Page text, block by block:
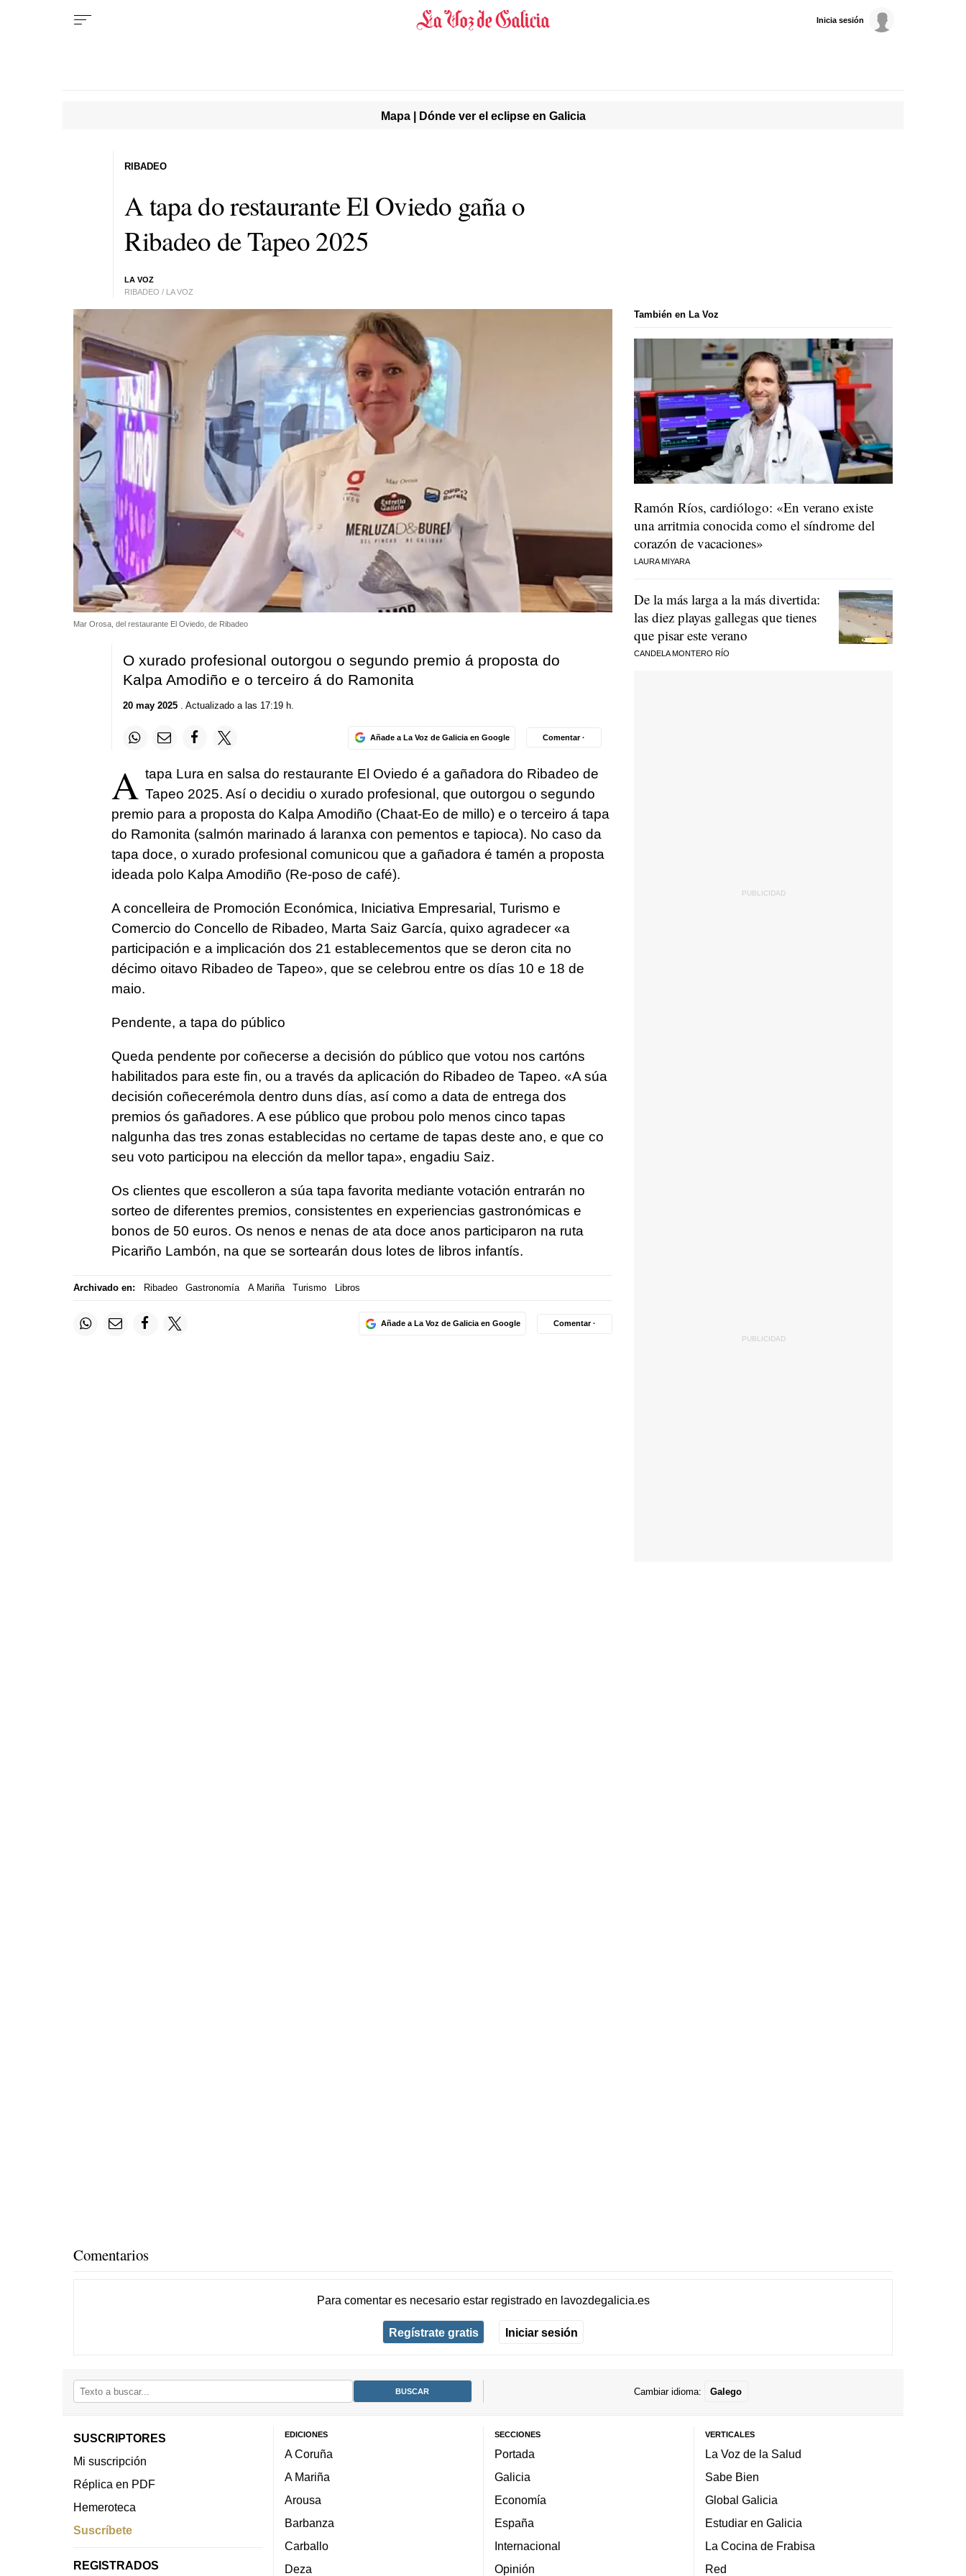
Inicia sesión
Mapa | Dónde ver el eclipse en Galicia
A tapa do restaurante El Oviedo gaña o
Ribadeo de Tapeo 2025
LA VOZ
RIBADEO / LA VOZ
RIBADEO
Mar Orosa, del restaurante El Oviedo, de Ribadeo
O xurado profesional outorgou o segundo premio á proposta do
Kalpa Amodiño e o terceiro á do Ramonita
20 may 2025. Actualizado a las 17:19 h.
Añade a La Voz de Galicia en Google Comentar ·
A tapa Lura en salsa do restaurante El Oviedo é a gañadora do Ribadeo de
Tapeo 2025. Así o decidiu o xurado profesional, que outorgou o segundo
premio para a proposta do Kalpa Amodiño (Chaat-Eo de millo) e o terceiro á tapa
do Ramonita (salmón marinado á laranxa con pementos e tapioca). No caso da
tapa doce, o xurado profesional comunicou que a gañadora é tamén a proposta
ideada polo Kalpa Amodiño (Re-poso de café).
A concelleira de Promoción Económica, Iniciativa Empresarial, Turismo e
Comercio do Concello de Ribadeo, Marta Saiz García, quixo agradecer «a
participación e a implicación dos 21 establecementos que se deron cita no
décimo oitavo Ribadeo de Tapeo», que se celebrou entre os días 10 e 18 de
maio.
Pendente, a tapa do público
Queda pendente por coñecerse a decisión do público que votou nos cartóns
habilitados para este fin, ou a través da aplicación do Ribadeo de Tapeo. «A súa
decisión coñecerémola dentro duns días, así como a data de entrega dos
premios ós gañadores. A ese público que probou polo menos cinco tapas
nalgunha das tres zonas establecidas no certame de tapas deste ano, e que co
seu voto participou na elección da mellor tapa», engadiu Saiz.
Os clientes que escolleron a súa tapa favorita mediante votación entrarán no
sorteo de diferentes premios, consistentes en experiencias gastronómicas e
bonos de 50 euros. Os nenos e nenas de ata doce anos participaron na ruta
Picariño Lambón, na que se sortearán dous lotes de libros infantís.
Archivado en: Ribadeo Gastronomía A Mariña Turismo Libros
Añade a La Voz de Galicia en Google Comentar ·
También en La Voz
Ramón Ríos, cardiólogo: «En verano existe
una arritmia conocida como el síndrome del
corazón de vacaciones»
LAURA MIYARA
De la más larga a la más divertida:
las diez playas gallegas que tienes
que pisar este verano
CANDELA MONTERO RÍO
Comentarios
Para comentar es necesario estar registradoen lavozdegalicia.es
Regístrate gratis Iniciar sesión
Cambiar idioma: Galego
SUSCRIPTORES
Mi suscripción
Réplica en PDF
Hemeroteca
Suscríbete
REGISTRADOS
EDICIONES
A Coruña
A Mariña
Arousa
Barbanza
Carballo
Deza
SECCIONES
Portada
Galicia
Economía
España
Internacional
Opinión
VERTICALES
La Voz de la Salud
Sabe Bien
Global Galicia
Estudiar en Galicia
La Cocina de Frabisa
Red